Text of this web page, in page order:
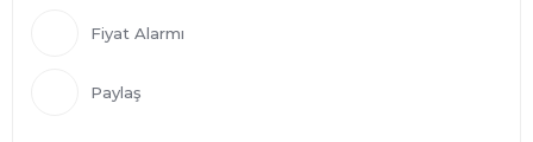
Fiyat Alarmı
Paylaş